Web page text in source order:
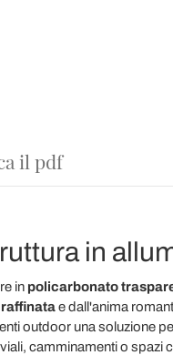
il pdf
in
inpolicarbonato
e dall'anima
outdoor una soluzione
camminamenti o spazi